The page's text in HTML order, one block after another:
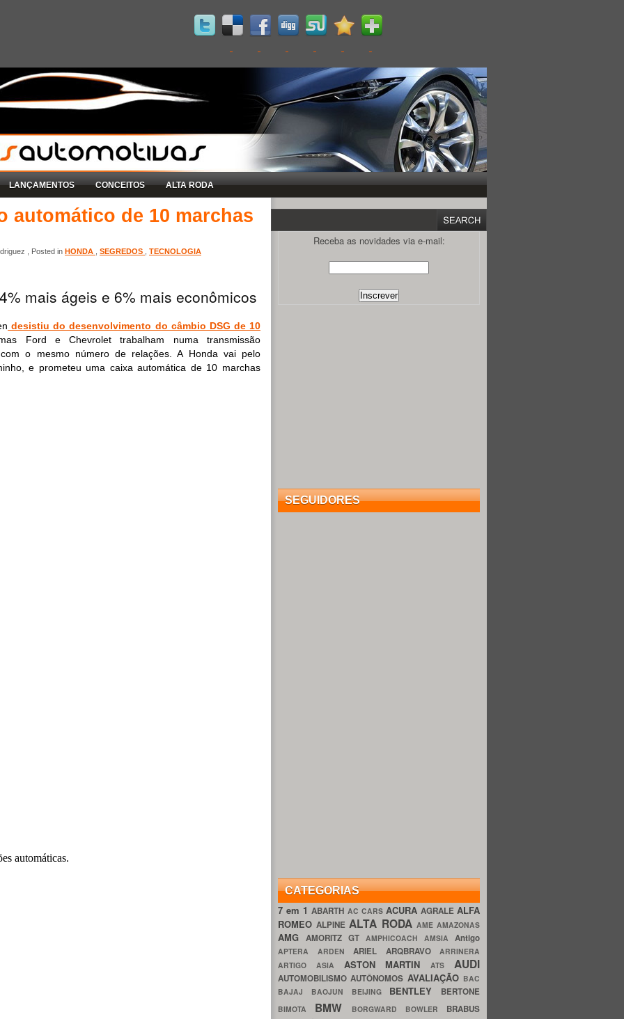
LANÇAMENTOS CONCEITOS ALTA RODA
automático de 10 marchas
, Posted in HONDA SEGREDOS TECNOLOGIA
mais ágeis e 6% mais econômicos
desistiu do desenvolvimento do câmbio DSG de 10
Ford e Chevrolet trabalham numa transmissão
o mesmo número de relações. A Honda vai pelo
e prometeu uma caixa automática de 10 marchas
Receba as novidades via e-mail:
SEGUIDORES
CATEGORIAS
7 em 1ABARTH AC CARS ACURA AGRALE ALFA
ROMEOALPINEALTA RODA AME AMAZONAS
AMG AMORITZ GT AMPHICOACH AMSIA Antigo
APTERA ARDEN ARIEL ARQBRAVO ARRINERA
ARTIGO ASIA ASTON MARTINATS AUDI
AUTOMOBILISMOAUTÔNOMOS AVALIAÇÃO BAC
BAJAJ BAOJUN BEIJING BENTLEY BERTONE
BIMOTA BMW BORGWARD BOWLER BRABUS